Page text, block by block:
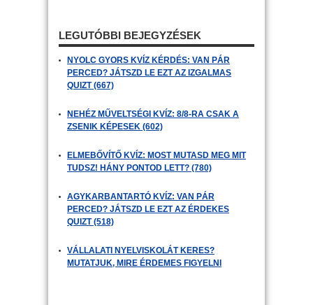
LEGUTÓBBI BEJEGYZÉSEK
NYOLC GYORS KVÍZ KÉRDÉS: VAN PÁR
PERCED? JÁTSZD LE EZT AZ IZGALMAS
QUIZT (667)
NEHÉZ MŰVELTSÉGI KVÍZ: 8/8-RA CSAK A
ZSENIK KÉPESEK (602)
ELMEBŐVÍTŐ KVÍZ: MOST MUTASD MEG MIT
TUDSZ! HÁNY PONTOD LETT? (780)
AGYKARBANTARTÓ KVÍZ: VAN PÁR
PERCED? JÁTSZD LE EZT AZ ÉRDEKES
QUIZT (518)
VÁLLALATI NYELVISKOLÁT KERES?
MUTATJUK, MIRE ÉRDEMES FIGYELNI